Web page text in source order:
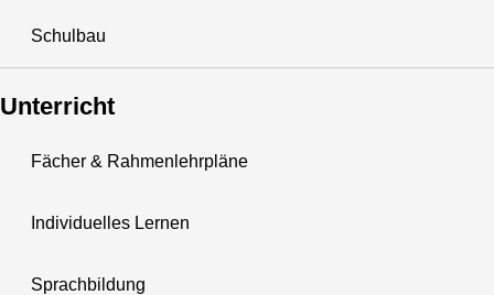
Schulbau
Unterricht
Fächer & Rahmenlehrpläne
Individuelles Lernen
Sprachbildung